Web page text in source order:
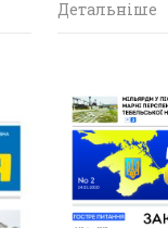
Детальніше